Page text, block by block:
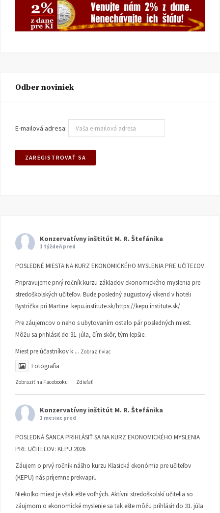
Odber noviniek
E-mailová adresa:
Konzervatívny inštitút M. R. Štefánika
1 týždeň pred
POSLEDNÉ MIESTA NA KURZ EKONOMICKÉHO MYSLENIA PRE UČITEĽOV
Pripravujeme prvý ročník kurzu základov ekonomického myslenia pre
stredoškolských učiteľov. Bude posledný augustový víkend v hoteli
Bystrička pri Martine: kepu.institute.sk/https://kepu.institute.sk/
Pre záujemcov o neho s ubytovaním ostalo pár posledných miest.
Môžu sa prihlásiť do 31. júla, čím skôr, tým lepšie.
Miest pre účastníkov k ... Zobraziť viac
Fotografia
Zobraziť na Facebooku · Zdieľať
Konzervatívny inštitút M. R. Štefánika
1 mesiac pred
POSLEDNÁ ŠANCA PRIHLÁSIŤ SA NA KURZ EKONOMICKÉHO MYSLENIA
PRE UČITEĽOV: KEPU 2026
Záujem o prvý ročník nášho kurzu Klasická ekonómia pre učiteľov
(KEPU) nás príjemne prekvapil.
Niekoľko miest je však ešte voľných. Aktívni stredoškolskí učitelia so
záujmom o ekonomické myslenie sa tak ešte môžu prihlásiť do 31. júla